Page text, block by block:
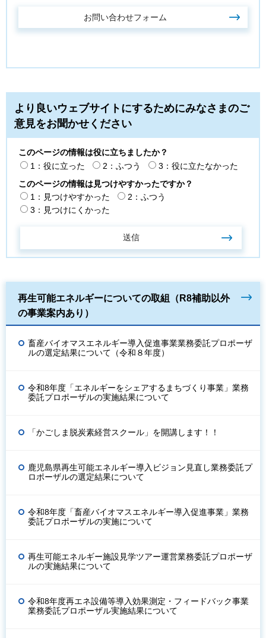
より良いウェブサイトにするためにみなさまのご
意見をお聞かせください
このページの情報は役に立ちましたか？
1：役に立った
2：ふつう
3：役に立たなかった
このページの情報は見つけやすかったですか？
1：見つけやすかった
2：ふつう
3：見つけにくかった
再生可能エネルギーについての取組（R8補助以外
の事業案内あり）
畜産バイオマスエネルギー導入促進事業業務委託プロポーザ
ルの選定結果について（令和８年度）
令和8年度「エネルギーをシェアするまちづくり事業」業務
委託プロポーザルの実施結果について
「かごしま脱炭素経営スクール」を開講します！！
鹿児島県再生可能エネルギー導入ビジョン見直し業務委託プ
ロポーザルの選定結果について
令和8年度「畜産バイオマスエネルギー導入促進事業」業務
委託プロポーザルの実施について
再生可能エネルギー施設見学ツアー運営業務委託プロポーザ
ルの実施結果について
令和8年度再エネ設備等導入効果測定・フィードバック事業
業務委託プロポーザル実施結果について